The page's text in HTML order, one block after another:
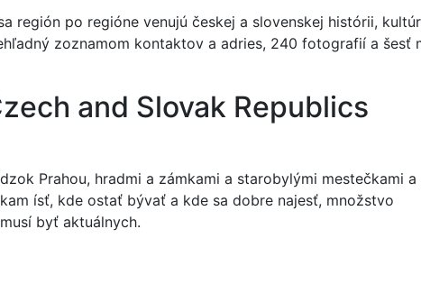
región po regióne venujú českej a slovenskej histórii,
zoznamom kontaktov a adries, 240 fotografií a šesť
and Slovak Republics
Prahou, hradmi a zámkami a starobylými mestečkami a
ísť, kde ostať bývať a kde sa dobre najesť, množstvo
byť aktuálnych.